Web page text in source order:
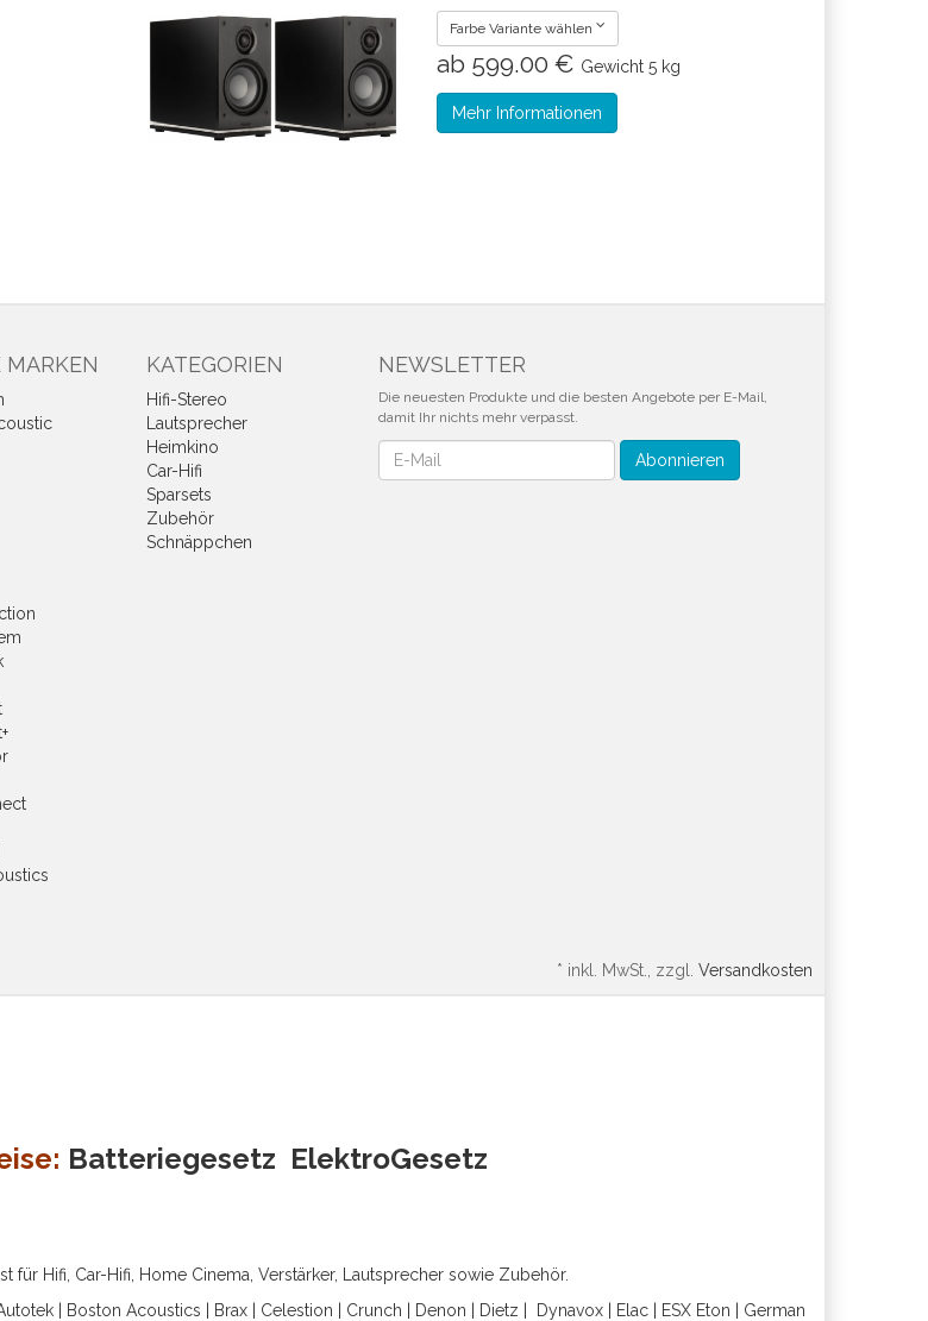
Farbe Variante wählen
ab 599.00 € Gewicht 5 kg
Mehr Informationen
MARKEN KATEGORIEN
Hifi-Stereo
Lautsprecher
Heimkino
Car-Hifi
Sparsets
Zubehör
Schnäppchen
NEWSLETTER
Die neuesten Produkte und die besten Angebote per E-Mail,
damit Ihr nichts mehr verpasst.
Newsletter Abonnieren
* inkl. MwSt., zzgl. Versandkosten
Batteriegesetz ElektroGesetz
für Hifi, Car-Hifi, Home Cinema, Verstärker, Lautsprecher sowie Zubehör.
Boston Acoustics Brax Celestion Crunch Denon Dietz Dynavox Elac ESX Eton
German